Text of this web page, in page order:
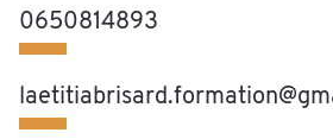
0650814893